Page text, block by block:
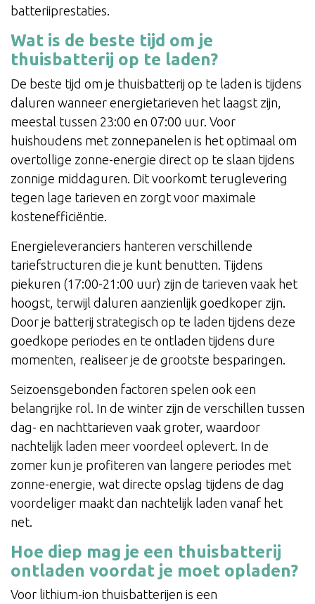
batteriiprestaties.
Wat is de beste tijd om je
thuisbatterij op te laden?
De beste tijd om je thuisbatterij op te laden is tijdens
daluren wanneer energietarieven het laagst zijn,
meestal tussen 23:00 en 07:00 uur. Voor
huishoudens met zonnepanelen is het optimaal om
overtollige zonne-energie direct op te slaan tijdens
zonnige middaguren. Dit voorkomt teruglevering
tegen lage tarieven en zorgt voor maximale
kostenefficiëntie.
Energieleveranciers hanteren verschillende
tariefstructuren die je kunt benutten. Tijdens
piekuren (17:00-21:00 uur) zijn de tarieven vaak het
hoogst, terwijl daluren aanzienlijk goedkoper zijn.
Door je batterij strategisch op te laden tijdens deze
goedkope periodes en te ontladen tijdens dure
momenten, realiseer je de grootste besparingen.
Seizoensgebonden factoren spelen ook een
belangrijke rol. In de winter zijn de verschillen tussen
dag- en nachttarieven vaak groter, waardoor
nachtelijk laden meer voordeel oplevert. In de
zomer kun je profiteren van langere periodes met
zonne-energie, wat directe opslag tijdens de dag
voordeliger maakt dan nachtelijk laden vanaf het
net.
Hoe diep mag je een thuisbatterij
ontladen voordat je moet opladen?
Voor lithium-ion thuisbatterijen is een